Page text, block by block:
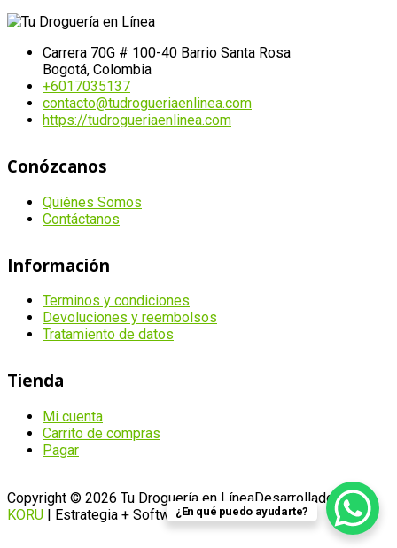
Carrera 70G # 100-40 Barrio Santa Rosa
Bogotá, Colombia
+6017035137
contacto@tudrogueriaenlinea.com
https://tudrogueriaenlinea.com
Conózcanos
Quiénes Somos
Contáctanos
Información
Terminos y condiciones
Devoluciones y reembolsos
Tratamiento de datos
Tienda
Mi cuenta
Carrito de compras
Pagar
Copyright © 2026 Tu Droguería en LíneaDesarrollado por
KORU | Estrategia + Software¿En qué puedo ayudarte?